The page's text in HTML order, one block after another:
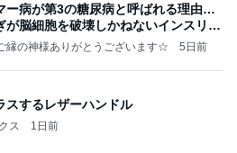
ー病が第3の糖尿病と呼ばれる理由…
が脳細胞を破壊しかねないインスリン
の神様ありがとうございます☆ 5日前
スするレザーハンドル
ス 1日前